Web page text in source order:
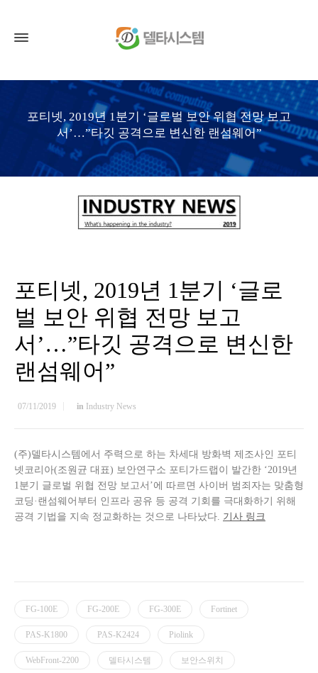
포티넷, 2019년 1분기 ‘글로벌 보안 위협 전망 보고
서’…”타깃 공격으로 변신한 랜섬웨어”
포티넷, 2019년 1분기 ‘글로
벌 보안 위협 전망 보고
서’…”타깃 공격으로 변신한
랜섬웨어”
07/11/2019 in Industry News
(주)델타시스템에서 주력으로 하는 차세대 방화벽 제조사인 포티
넷코리아(조원균 대표) 보안연구소 포티가드랩이 발간한 ‘2019년
1분기 글로벌 위협 전망 보고서’에 따르면 사이버 범죄자는 맞춤형
코딩·랜섬웨어부터 인프라 공유 등 공격 기회를 극대화하기 위해
공격 기법을 지속 정교화하는 것으로 나타났다. 기사 링크
FG-100E FG-200E FG-300E Fortinet
PAS-K1800 PAS-K2424 Piolink
WebFront-2200 델타시스템 보안스위치